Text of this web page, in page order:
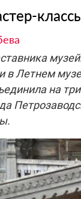
в Летнем
на